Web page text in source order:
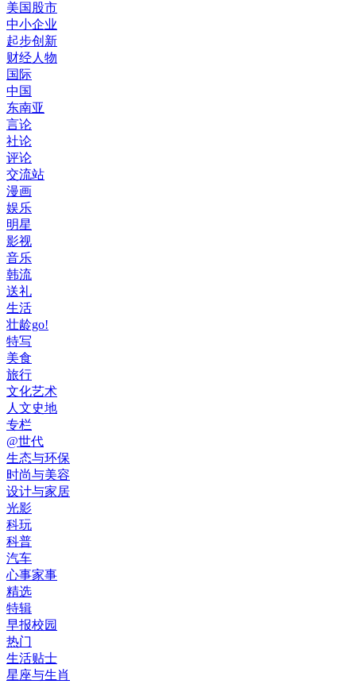
美国股市
中小企业
起步创新
财经人物
国际
中国
东南亚
言论
社论
评论
交流站
漫画
娱乐
明星
影视
音乐
韩流
送礼
生活
壮龄go!
特写
美食
旅行
文化艺术
人文史地
专栏
@世代
生态与环保
时尚与美容
设计与家居
光影
科玩
科普
汽车
心事家事
精选
特辑
早报校园
热门
生活贴士
星座与生肖